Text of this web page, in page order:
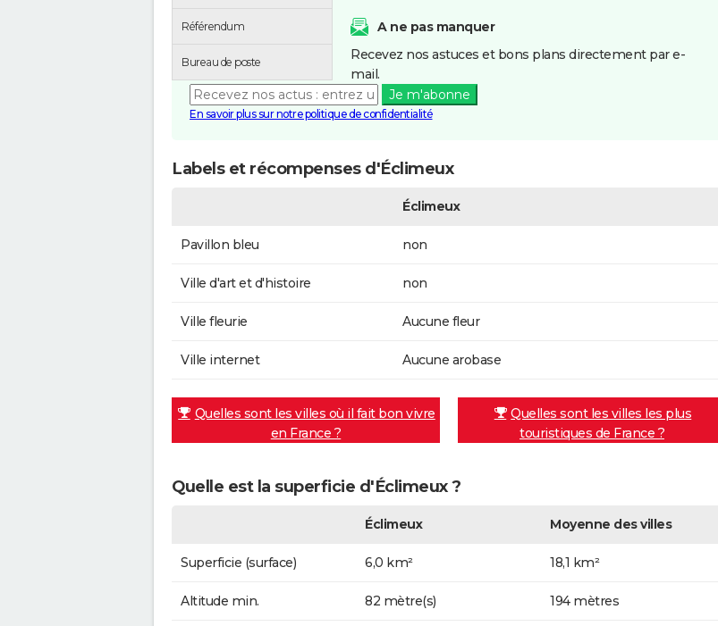
Référendum
Bureau de poste
A ne pas manquer
Recevez nos astuces et bons plans directement par e-
mail.
Je m'abonne
En savoir plus sur notre politique de confidentialité
Labels et récompenses d'Éclimeux
Éclimeux
Pavillon bleu non
Ville d'art et d'histoire non
Ville fleurie Aucune fleur
Ville internet Aucune arobase
Quelles sont les villes où il fait bon vivre
en France ?
Quelles sont les villes les plus
touristiques de France ?
Quelle est la superficie d'Éclimeux ?
Éclimeux Moyenne des villes
Superficie (surface) 6,0 km² 18,1 km²
Altitude min. 82 mètre(s) 194 mètres